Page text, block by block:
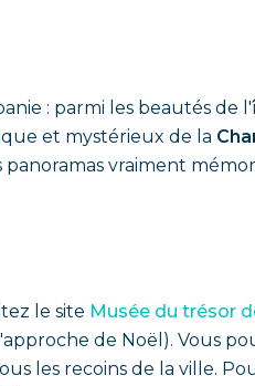
: parmi les beautés de
et mystérieux de la
vraiment
le site Musée du trésor
de Noël). Vous
les recoins de la ville.